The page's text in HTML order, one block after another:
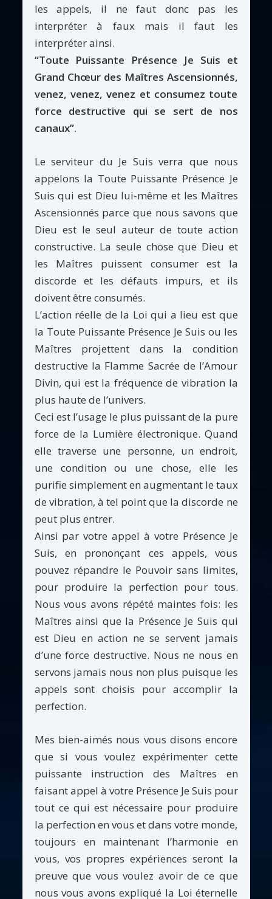
les appels, il ne faut donc pas les
interpréter à faux mais il faut les
interpréter ainsi.
“Toute Puissante Présence Je Suis et
Grand Chœur des Maîtres Ascensionnés,
venez, venez, venez et consumez toute
force destructive qui se sert de nos
canaux”.
Le serviteur du Je Suis verra que nous
appelons la Toute Puissante Présence Je
Suis qui est Dieu lui-même et les Maîtres
Ascensionnés parce que nous savons que
Dieu est le seul auteur de toute action
constructive. La seule chose que Dieu et
les Maîtres puissent consumer est la
discorde et les défauts impurs, et ils
doivent être consumés.
L’action réelle de la Loi qui a lieu est que
la Toute Puissante Présence Je Suis ou les
Maîtres projettent dans la condition
destructive la Flamme Sacrée de l’Amour
Divin, qui est la fréquence de vibration la
plus haute de l’univers.
Ceci est l’usage le plus puissant de la pure
force de la Lumière électronique. Quand
elle traverse une personne, un endroit,
une condition ou une chose, elle les
purifie simplement en augmentant le taux
de vibration, à tel point que la discorde ne
peut plus entrer.
Ainsi par votre appel à votre Présence Je
Suis, en prononçant ces appels, vous
pouvez répandre le Pouvoir sans limites,
pour produire la perfection pour tous.
Nous vous avons répété maintes fois: les
Maîtres ainsi que la Présence Je Suis qui
est Dieu en action ne se servent jamais
d’une force destructive. Nous ne nous en
servons jamais nous non plus puisque les
appels sont choisis pour accomplir la
perfection.
Mes bien-aimés nous vous disons encore
que si vous voulez expérimenter cette
puissante instruction des Maîtres en
faisant appel à votre Présence Je Suis pour
tout ce qui est nécessaire pour produire
la perfection en vous et dans votre monde,
toujours en maintenant l’harmonie en
vous, vos propres expériences seront la
preuve que vous voulez avoir de ce que
nous vous avons expliqué la Loi éternelle